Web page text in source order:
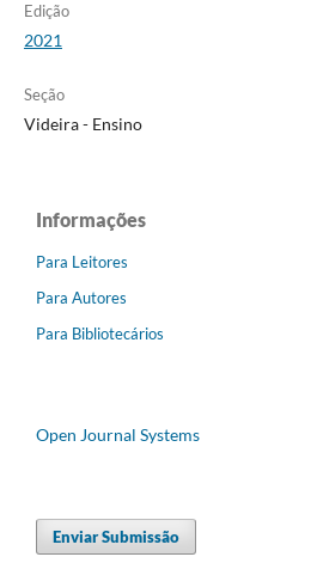
Edição
2021
Seção
Videira - Ensino
Informações
Para Leitores
Para Autores
Para Bibliotecários
Open Journal Systems
Enviar Submissão